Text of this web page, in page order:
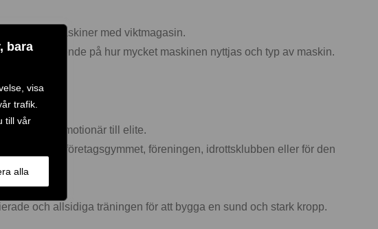
bara
visa
trafik.
till vår
alla
är maskiner med viktmagasin.
beroende på hur mycket maskinen nyttjas och typ av maskin.
känsla.
för alla från motionär till elite.
företagsgymmet, föreningen, idrottsklubben eller för den
och allsidiga träningen för att bygga en sund och stark kropp.